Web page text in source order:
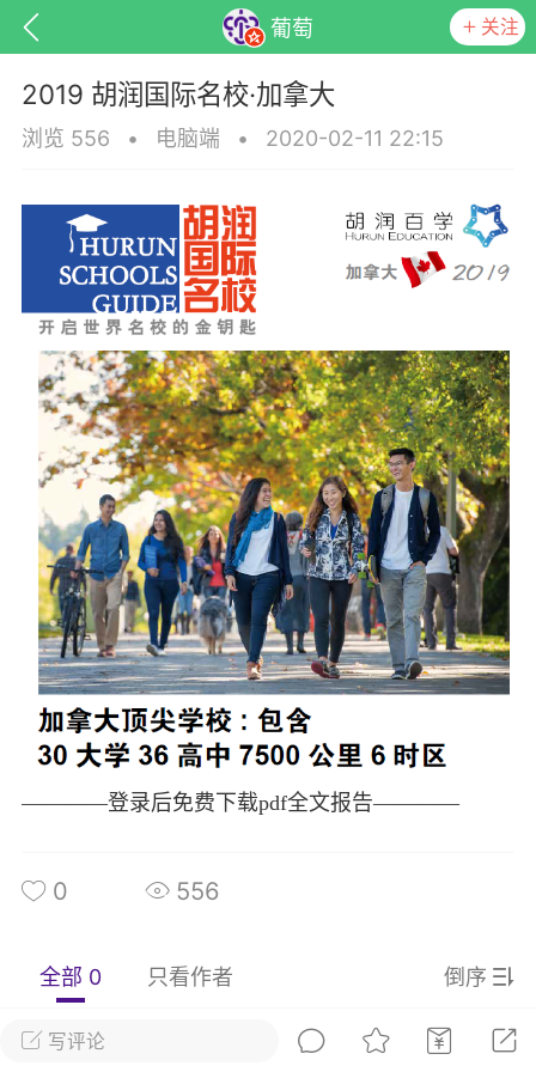
葡萄 关注
百问百答 产品服务 需求对接
06-08 15:51 电脑端 热点专题
布稳住经济一揽子政策措施
兴日报 6月7日下午，记者从新闻发
悉，为贯彻落实绍兴市经济稳进提质攻
神，绍兴市迅速出台稳住经济一揽子政
以更大力度、更快速度、更...
0 2.6k
！国务院：文化艺术和体育行业被纳
社会保障部 国家发展改革委 财政部 税务
扩大阶段性缓缴社会保险费政策实施范
的通知人社部发〔2022〕31号各省、自
写评论
2019 胡润国际名校·加拿大
浏览 556 • 电脑端 • 2020-02-11 22:15
————登录后免费下载pdf全文报告————
0 556
全部 0 只看作者 倒序